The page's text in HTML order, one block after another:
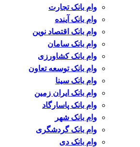
وام بانک تجارت
وام بانک آینده
وام بانک اقتصاد نوین
وام بانک سامان
وام بانک کشاورزی
وام بانک توسعه تعاون
وام بانک سینا
وام بانک ایران زمین
وام بانک پاسارگاد
وام بانک شهر
وام بانک گردشگری
وام بانک دی